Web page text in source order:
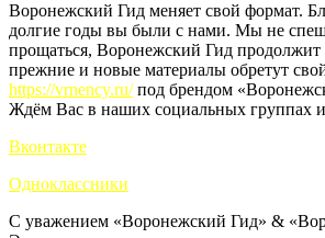
Воронежский Гид меняет свой формат.
долгие годы вы были с нами. Мы не
прощаться, Воронежский Гид продолжит
прежние и новые материалы обретут
https://vrnency.ru/под брендом
Ждём Вас в наших социальных группах и
Вконтакте
Одноклассники
С уважением «Воронежский Гид» &